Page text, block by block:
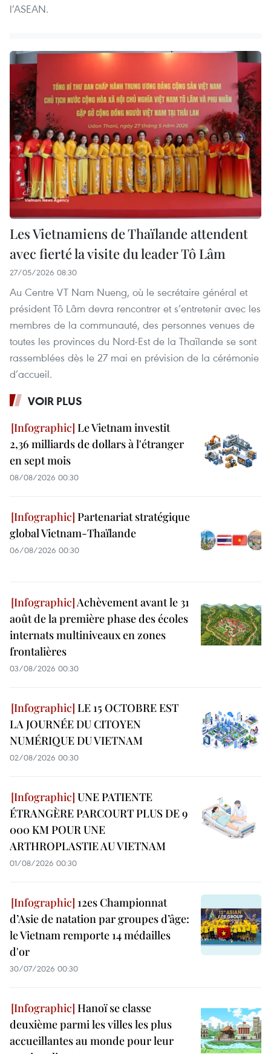
l’ASEAN.
Les Vietnamiens de Thaïlande attendent
avec fierté la visite du leader Tô Lâm
27/05/2026 08:30
Au Centre VT Nam Nueng, où le secrétaire général et
président Tô Lâm devra rencontrer et s’entretenir avec les
membres de la communauté, des personnes venues de
toutes les provinces du Nord-Est de la Thaïlande se sont
rassemblées dès le 27 mai en prévision de la cérémonie
d’accueil.
VOIR PLUS
Le Vietnam investit
2,36 milliards de dollars à l'étranger
en sept mois
08/08/2026 00:30
Partenariat stratégique
global Vietnam-Thaïlande
06/08/2026 00:30
Achèvement avant le 31
août de la première phase des écoles
internats multiniveaux en zones
frontalières
03/08/2026 00:30
LE 15 OCTOBRE EST
LA JOURNÉE DU CITOYEN
NUMÉRIQUE DU VIETNAM
02/08/2026 00:30
UNE PATIENTE
ÉTRANGÈRE PARCOURT PLUS DE 9
000 KM POUR UNE
ARTHROPLASTIE AU VIETNAM
01/08/2026 00:30
12es Championnat
d’Asie de natation par groupes d’âge:
le Vietnam remporte 14 médailles
d'or
30/07/2026 00:30
Hanoï se classe
deuxième parmi les villes les plus
accueillantes au monde pour leur